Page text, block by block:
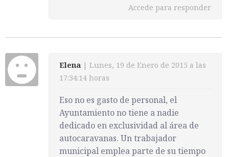
Accede para responder
Elena | Lunes, 19 de Enero de 2015 a las
17:34:14 horas
Eso no es gasto de personal, el
Ayuntamiento no tiene a nadie
dedicado en exclusividad al área de
autocaravanas. Un trabajador
municipal emplea parte de su tiempo